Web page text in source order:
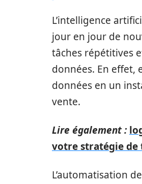
L’intelligence
jour en jour de
tâches répétitives
données. En effet,
données en un
vente.
Lire également :
votre stratégie de
L’automatisation